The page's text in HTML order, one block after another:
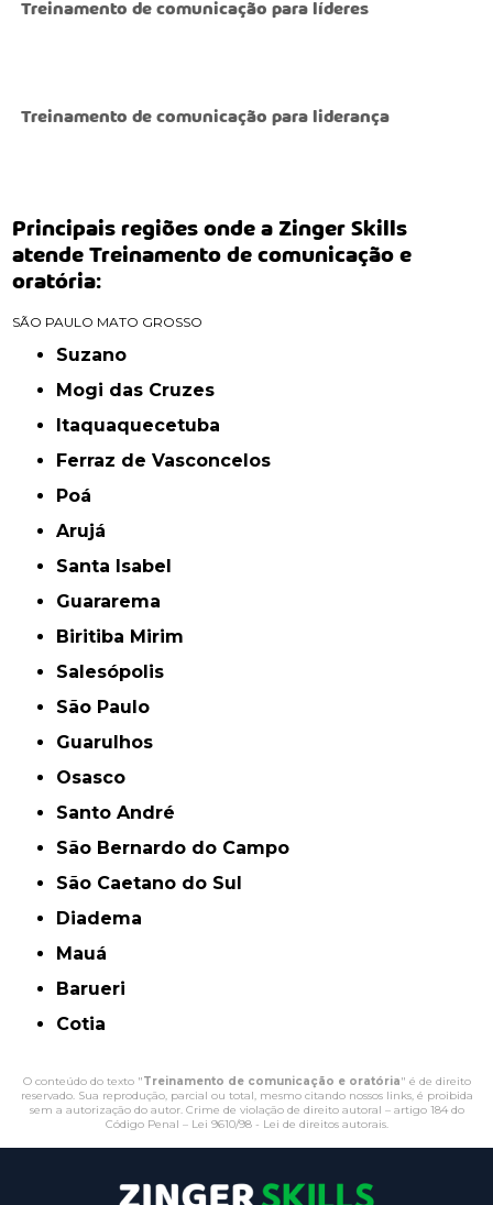
Treinamento de comunicação para líderes
Treinamento de comunicação para liderança
Principais regiões onde a Zinger Skills
atende Treinamento de comunicação e
oratória:
SÃO PAULO MATO GROSSO
Suzano
Mogi das Cruzes
Itaquaquecetuba
Ferraz de Vasconcelos
Poá
Arujá
Santa Isabel
Guararema
Biritiba Mirim
Salesópolis
São Paulo
Guarulhos
Osasco
Santo André
São Bernardo do Campo
São Caetano do Sul
Diadema
Mauá
Barueri
Cotia
O conteúdo do texto "Treinamento de comunicação e oratória" é de direito
reservado. Sua reprodução, parcial ou total, mesmo citando nossos links, é proibida
sem a autorização do autor. Crime de violação de direito autoral – artigo 184 do
Código Penal – Lei 9610/98 - Lei de direitos autorais.